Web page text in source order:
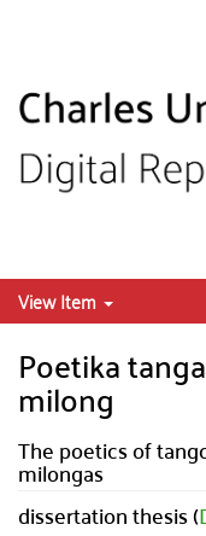
View Item
Poetika
milong
The poetics of
milongas
dissertation thesis (